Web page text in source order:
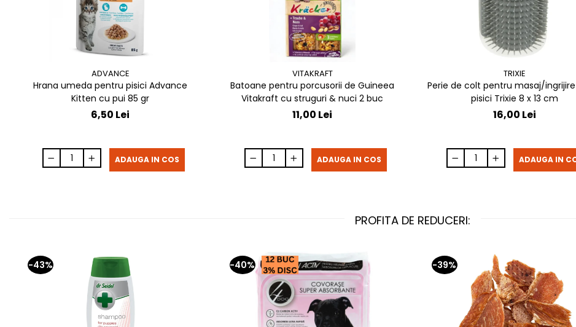
ADVANCE
Hrana umeda pentru pisici Advance
Kitten cu pui 85 gr
6,50 Lei
ADAUGA IN COS
VITAKRAFT
Batoane pentru porcusorii de Guineea
Vitakraft cu struguri & nuci 2 buc
11,00 Lei
ADAUGA IN COS
TRIXIE
Perie de colt pentru masaj/
pisici Trixie 8 x 13 cm
16,00 Lei
ADAUGA IN
PROFITA DE REDUCERI:
-43% -40% -39%